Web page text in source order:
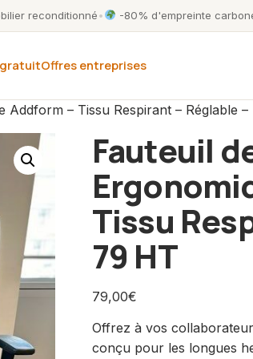
reconditionné• -80% d'empreinte
Offres entreprises
Addform – Tissu Respirant – Réglable
Fauteuil
Tissu
79 HT
79,00€
Offrez à vos
conçu pour les longues